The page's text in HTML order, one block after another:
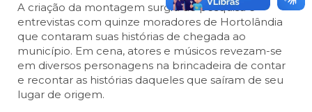
A criação da montagem surgiu de pesquisa e
entrevistas com quinze moradores de Hortolândia
que contaram suas histórias de chegada ao
município. Em cena, atores e músicos revezam-se
em diversos personagens na brincadeira de contar
e recontar as histórias daqueles que saíram de seu
lugar de origem.